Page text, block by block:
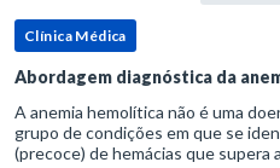
Clínica Médica
Abordagem diagnóstica da
A anemia hemolítica não é uma
grupo de condições em que se
(precoce) de hemácias que supera